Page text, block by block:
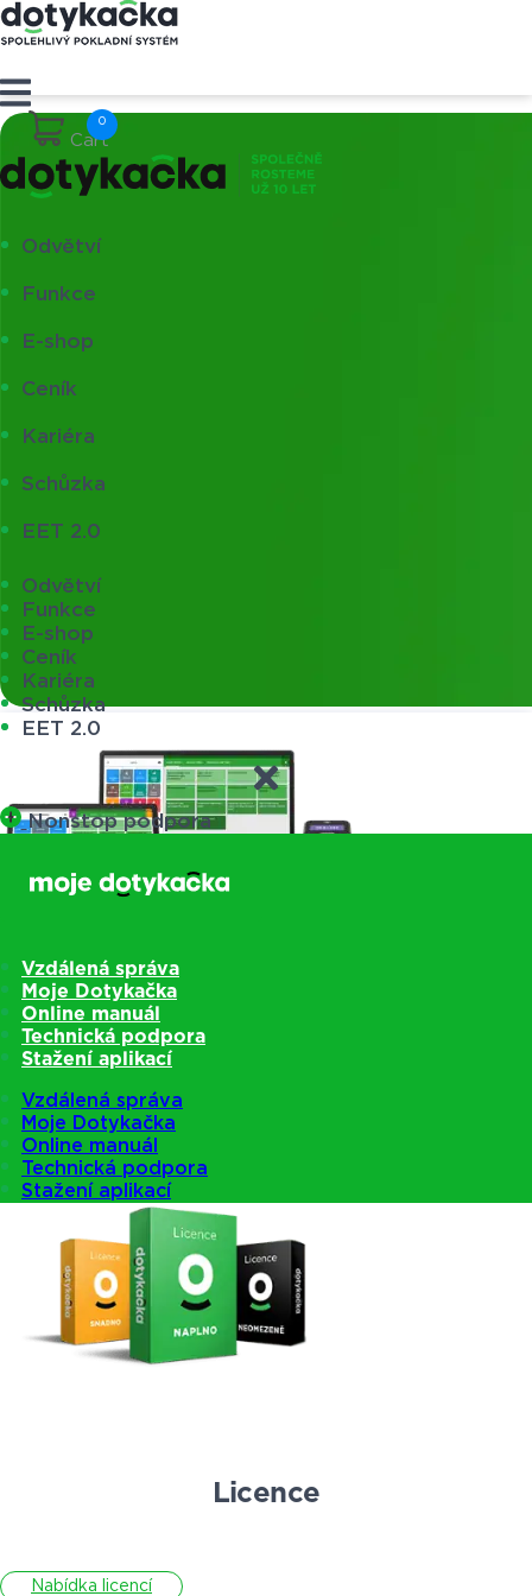
Cart
Odvětví
Funkce
E-shop
Ceník
Kariéra
Schůzka
EET 2.0
Odvětví
Funkce
E-shop
Ceník
Kariéra
Schůzka
EET 2.0
Nonstop podpora
Vzdálená správa
Moje Dotykačka
Online manuál
Technická podpora
Stažení aplikací
Vzdálená správa
Moje Dotykačka
Online manuál
Technická podpora
Stažení aplikací
Pokladny
Nabídka pokladen
Licence
Nabídka licencí